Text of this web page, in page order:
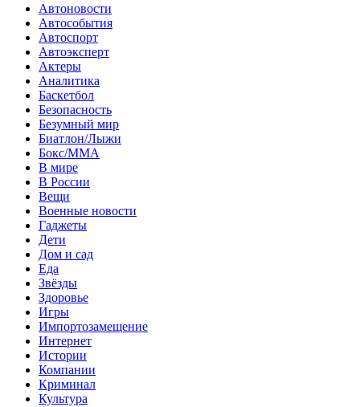
Автоновости
Автособытия
Автоспорт
Автоэксперт
Актеры
Аналитика
Баскетбол
Безопасность
Безумный мир
Биатлон/Лыжи
Бокс/MMA
В мире
В России
Вещи
Военные новости
Гаджеты
Дети
Дом и сад
Еда
Звёзды
Здоровье
Игры
Импортозамещение
Интернет
Истории
Компании
Криминал
Культура